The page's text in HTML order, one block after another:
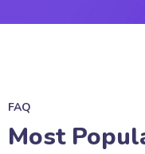
FAQ
Most